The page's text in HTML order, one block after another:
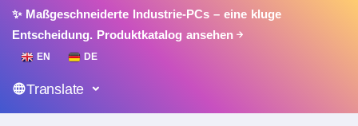
✨ Maßgeschneiderte Industrie-PCs – eine kluge
Entscheidung. Produktkatalog ansehen
EN DE
Translate